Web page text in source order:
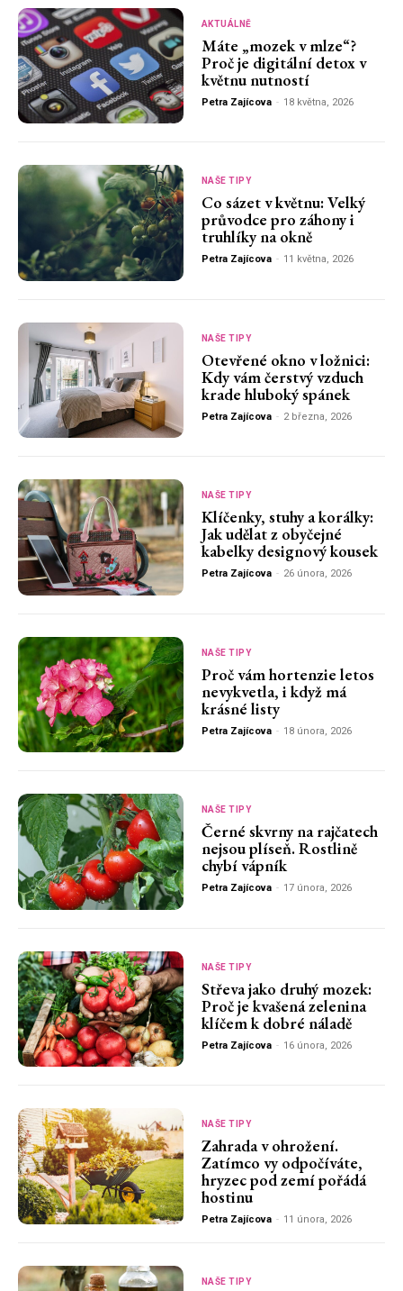
AKTUÁLNĚ
Máte „mozek v mlze“?
Proč je digitální detox v
květnu nutností
Petra Zajícova - 18 května, 2026
NAŠE TIPY
Co sázet v květnu: Velký
průvodce pro záhony i
truhlíky na okně
Petra Zajícova - 11 května, 2026
NAŠE TIPY
Otevřené okno v ložnici:
Kdy vám čerstvý vzduch
krade hluboký spánek
Petra Zajícova - 2 března, 2026
NAŠE TIPY
Klíčenky, stuhy a korálky:
Jak udělat z obyčejné
kabelky designový kousek
Petra Zajícova - 26 února, 2026
NAŠE TIPY
Proč vám hortenzie letos
nevykvetla, i když má
krásné listy
Petra Zajícova - 18 února, 2026
NAŠE TIPY
Černé skvrny na rajčatech
nejsou plíseň. Rostlině
chybí vápník
Petra Zajícova - 17 února, 2026
NAŠE TIPY
Střeva jako druhý mozek:
Proč je kvašená zelenina
klíčem k dobré náladě
Petra Zajícova - 16 února, 2026
NAŠE TIPY
Zahrada v ohrožení.
Zatímco vy odpočíváte,
hryzec pod zemí pořádá
hostinu
Petra Zajícova - 11 února, 2026
NAŠE TIPY